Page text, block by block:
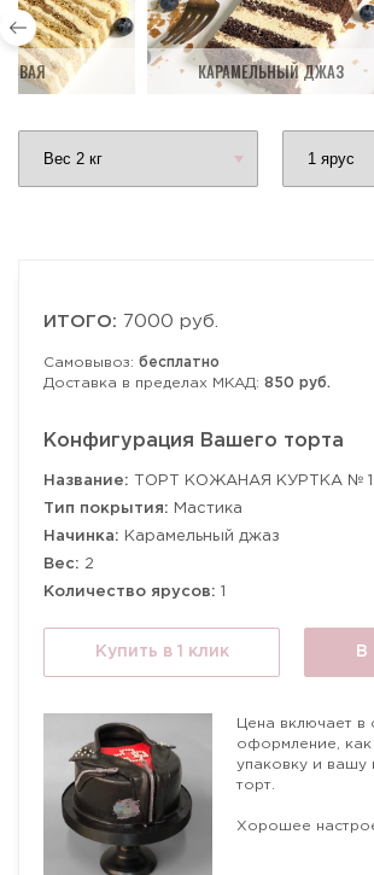
КАРАМЕЛЬНЫЙ ДЖАЗ
ИТОГО: 7000 руб.
Самовывоз: бесплатно
Доставка в пределах МКАД: 850 руб.
Конфигурация Вашего торта
Название: ТОРТ КОЖАНАЯ КУРТКА №
Тип покрытия: Мастика
Начинка: Карамельный джаз
Вес: 2
Количество ярусов: 1
Купить в 1 клик В
Цена включает в
оформление, как
упаковку и вашу
торт.
Хорошее